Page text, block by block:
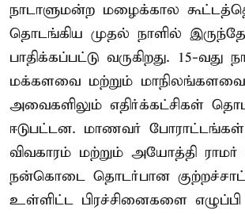
நாடாளுமன்ற மழைக்கால
தொடங்கிய முதல் நாளில்
பாதிக்கப்பட்டு வருகிறது. 15-
மக்களவை மற்றும்
அவைகளிலும் எதிர்க்கட்சிகள்
ஈடுபட்டன. மாணவர்
விவகாரம் மற்றும் அயோத்தி
நன்கொடை தொடர்பான
உள்ளிட்ட பிரச்சினைகளை எழுப்பி